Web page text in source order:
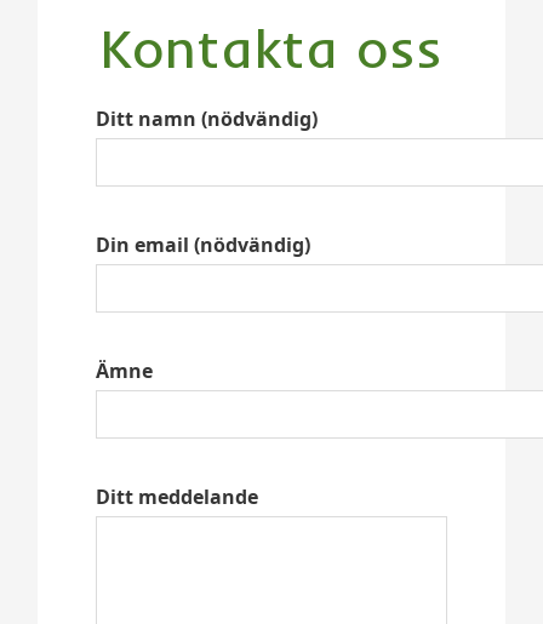
Kontakta oss
Ditt namn (nödvändig)
Din email (nödvändig)
Ämne
Ditt meddelande